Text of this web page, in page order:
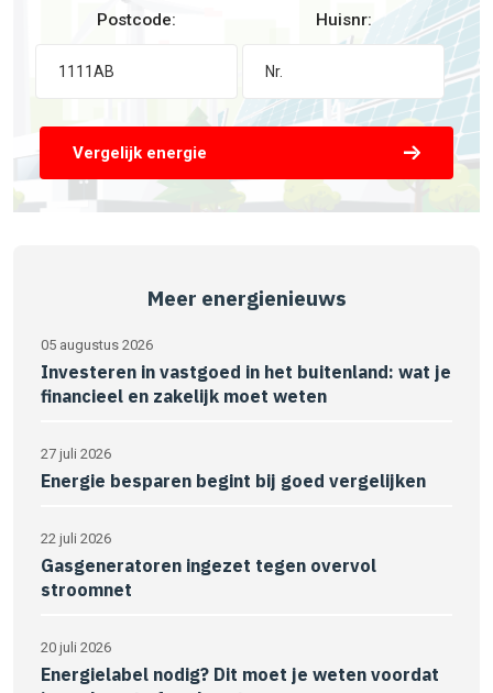
Postcode: Huisnr:
Vergelijk energie
Meer energienieuws
05 augustus 2026
Investeren in vastgoed in het buitenland: wat je
financieel en zakelijk moet weten
27 juli 2026
Energie besparen begint bij goed vergelijken
22 juli 2026
Gasgeneratoren ingezet tegen overvol
stroomnet
20 juli 2026
Energielabel nodig? Dit moet je weten voordat